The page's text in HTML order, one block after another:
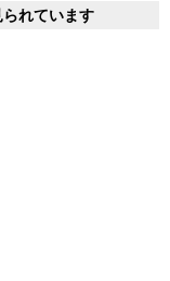
れています